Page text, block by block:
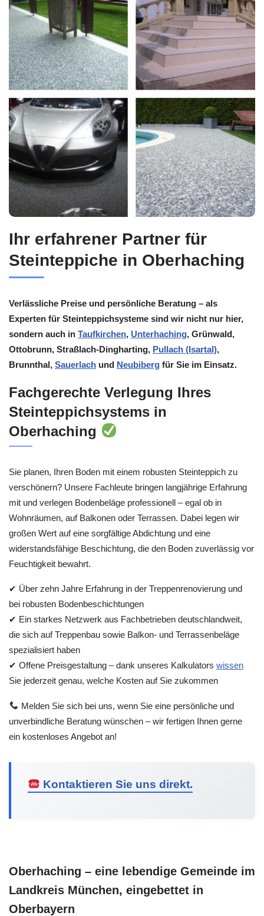
Ihr erfahrener Partner für
Steinteppiche in Oberhaching
Verlässliche Preise und persönliche Beratung – als
Experten für Steinteppichsysteme sind wir nicht nur hier,
sondern auch in Taufkirchen, Unterhaching, Grünwald,
Ottobrunn, Straßlach-Dingharting, Pullach (Isartal),
Brunnthal, Sauerlach und Neubiberg für Sie im Einsatz.
Fachgerechte Verlegung Ihres
Steinteppichsystems in
Oberhaching
Sie planen, Ihren Boden mit einem robusten Steinteppich zu
verschönern? Unsere Fachleute bringen langjährige Erfahrung
mit und verlegen Bodenbeläge professionell – egal ob in
Wohnräumen, auf Balkonen oder Terrassen. Dabei legen wir
großen Wert auf eine sorgfältige Abdichtung und eine
widerstandsfähige Beschichtung, die den Boden zuverlässig vor
Feuchtigkeit bewahrt.
✔ Über zehn Jahre Erfahrung in der Treppenrenovierung und
bei robusten Bodenbeschichtungen
✔ Ein starkes Netzwerk aus Fachbetrieben deutschlandweit,
die sich auf Treppenbau sowie Balkon- und Terrassenbeläge
spezialisiert haben
✔ Offene Preisgestaltung – dank unseres Kalkulators wissen
Sie jederzeit genau, welche Kosten auf Sie zukommen
Melden Sie sich bei uns, wenn Sie eine persönliche und
unverbindliche Beratung wünschen – wir fertigen Ihnen gerne
ein kostenloses Angebot an!
Kontaktieren Sie uns direkt.
Oberhaching – eine lebendige Gemeinde im
Landkreis München, eingebettet in
Oberbayern